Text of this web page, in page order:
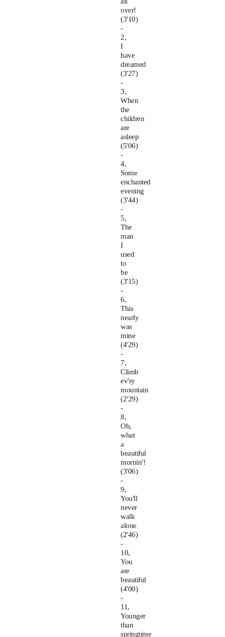
over!
(3'10)
-
2,
I
have
dreamed
(3'27)
-
3,
When
the
children
are
asleep
(5'06)
-
4,
Some
enchanted
evening
(3'44)
-
5,
The
man
I
used
to
be
(3'15)
-
6,
This
nearly
was
mine
(4'29)
-
7,
Climb
ev'ry
mountain
(2'29)
-
8,
Oh,
what
a
beautiful
mornin'!
(3'06)
-
9,
You'll
never
walk
alone
(2'46)
-
10,
You
are
beautiful
(4'00)
-
11,
Younger
than
springtime